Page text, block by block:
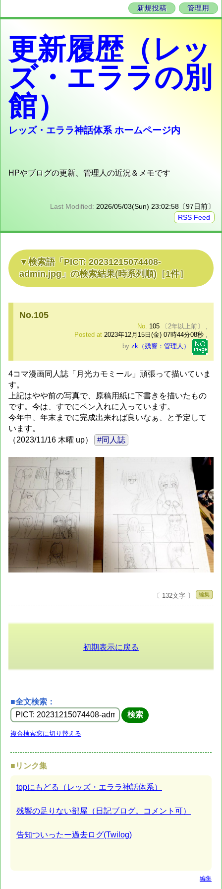
新規投稿 管理用
更新履歴（レッ
ズ・エララの別
館）
レッズ・エララ神話体系 ホームページ内
HPやブログの更新、管理人の近況＆メモです
Last Modified: 2026/05/03(Sun) 23:02:58〔97日前〕
RSS Feed
検索語「PICT: 20231215074408-
admin.jpg」の検索結果(時系列順)［1件］
No.105
No. 105 〔2年以上前〕
,
Posted at 2023年12月15日(金) 07時44分08秒 ,
by zk（残響：管理人）
4コマ漫画同人誌「月光カモミール」頑張って描いていま
す。
上記はやや前の写真で、原稿用紙に下書きを描いたもの
です。今は、すでにペン入れに入っています。
今年中、年末までに完成出来れば良いなぁ、と予定して
います。
（2023/11/16 木曜 up）
#同人誌
〔 132文字 〕 編集
初期表示に戻る
■全文検索：
複合検索窓に切り替える
■リンク集
topにもどる（レッズ・エララ神話体系）
残響の足りない部屋（日記ブログ。コメント可）
告知ついったー過去ログ(Twilog)
編集